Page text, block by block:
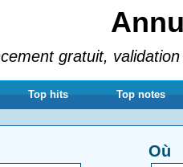
gratuit,
Top hits Top notes
Où